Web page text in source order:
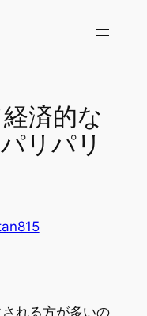
済的な
リパリ
れる方が多いの